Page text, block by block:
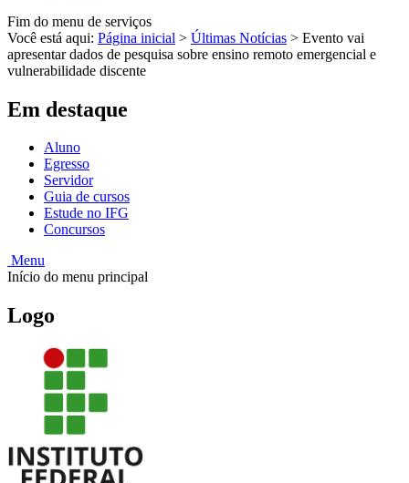
Fim do menu de serviços
Você está aqui: Página inicial > Últimas Notícias > Evento vai
apresentar dados de pesquisa sobre ensino remoto emergencial e
vulnerabilidade discente
Em destaque
Aluno
Egresso
Servidor
Guia de cursos
Estude no IFG
Concursos
Menu
Início do menu principal
Logo